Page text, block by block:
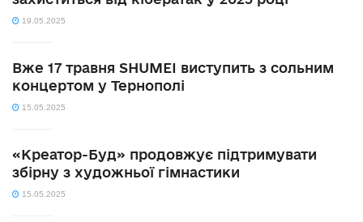
19.05.2025
Вже 17 травня SHUMEI виступить з сольним
концертом у Тернополі
15.05.2025
«Креатор-Буд» продовжує підтримувати
збірну з художньої гімнастики
15.05.2025